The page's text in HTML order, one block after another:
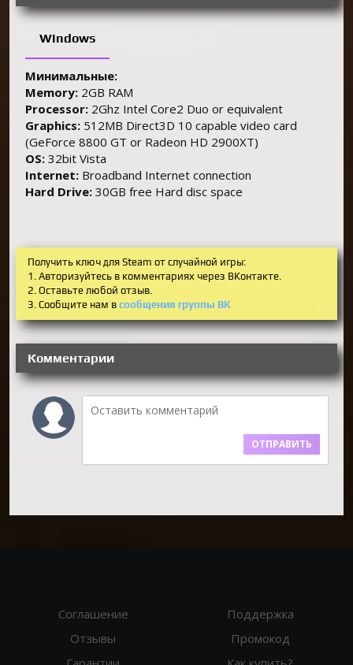
Windows
Минимальные:
Memory: 2GB RAM
Processor: 2Ghz Intel Core2 Duo or equivalent
Graphics: 512MB Direct3D 10 capable video card
(GeForce 8800 GT or Radeon HD 2900XT)
OS: 32bit Vista
Internet: Broadband Internet connection
Hard Drive: 30GB free Hard disc space
Получить ключ для Steam от случайной игры:
1. Авторизуйтесь в комментариях через ВКонтакте.
2. Оставьте любой отзыв.
3. Сообщите нам в сообщения группы ВК
Комментарии
ОТПРАВИТЬ
Соглашение
Поддержка
Отзывы
Промокод